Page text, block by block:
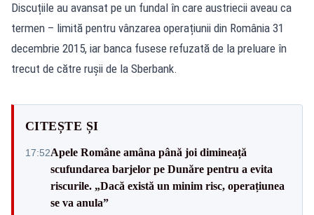
Discuțiile au avansat pe un fundal în care austriecii aveau ca
termen – limită pentru vânzarea operațiunii din România 31
decembrie 2015, iar banca fusese refuzată de la preluare în
trecut de către rușii de la Sberbank.
CITEȘTE ȘI
17:52Apele Române amâna până joi dimineață
scufundarea barjelor pe Dunăre pentru a evita
riscurile. „Dacă există un minim risc, operațiunea
se va anula”